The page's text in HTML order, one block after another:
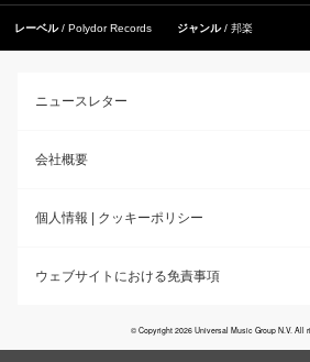
レーベル Polydor Records ジャンル 邦楽
ニュースレター
会社概要
個人情報 | クッキーポリシー
ウェブサイトにおける免責事項
© Copyright 2026 Universal Music Group N.V. All